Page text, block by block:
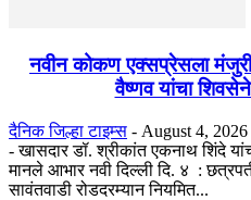
नवीन कोकण एक्सप्रेसला मंजुरी
वैष्णव यांचा
दैनिक जिल्हा टाइम्स - August 4, 2026
- खासदार डॉ. श्रीकांत एकनाथ शिंदे
मानले आभार नवी दिल्ली दि. ४ :
सावंतवाडी रोडदरम्यान नियमित...